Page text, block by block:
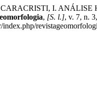
I.
, [S. l.], v. 7, n.